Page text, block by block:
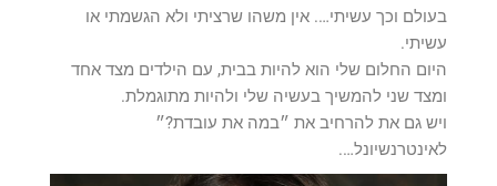
בעולם וכך עשיתי…. אין משהו שרציתי ולא הגשמתי או
עשיתי.
היום החלום שלי הוא להיות בבית, עם הילדים מצד אחד
ומצד שני להמשיך בעשיה שלי ולהיות מתוגמלת.
ויש גם את להרחיב את ״במה את עובדת?״
לאינטרנשיונל….